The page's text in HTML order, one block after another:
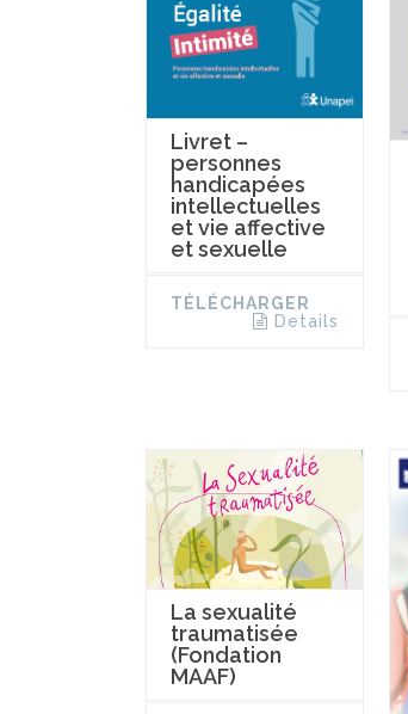
Livret –
personnes
handicapées
intellectuelles
et vie affective
et sexuelle
TÉLÉCHARGER
Details
La sexualité
traumatisée
(Fondation
MAAF)